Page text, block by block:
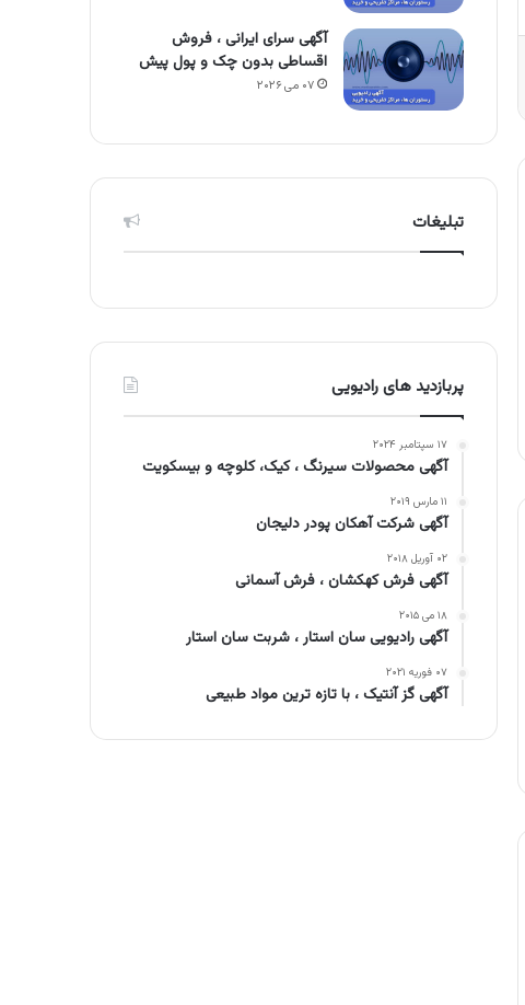
آگهی سرای ایرانی ، فروش
اقساطی بدون چک و پول پیش
۰۷ می ۲۰۲۶
تبلیغات
پربازدید های رادیویی
۱۷ سپتامبر ۲۰۲۴
آگهی محصولات سیرنگ ، کیک، کلوچه و بیسکویت
۱۱ مارس ۲۰۱۹
آگهی شرکت آهکان پودر دلیجان
۰۲ آوریل ۲۰۱۸
آگهی فرش کهکشان ، فرش آسمانی
۱۸ می ۲۰۱۵
آگهی رادیویی سان استار ، شربت سان استار
۰۷ فوریه ۲۰۲۱
آگهی گز آنتیک ، با تازه ترین مواد طبیعی